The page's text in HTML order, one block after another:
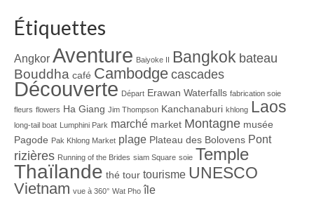
Étiquettes
Angkor Aventure Baiyoke II Bangkok bateau
Bouddha café Cambodge cascades
Découverte Départ Erawan Waterfalls fabrication soie
fleurs flowers Ha Giang Jim Thompson Kanchanaburi khlong Laos
long-tail boat Lumphini Park marché market Montagne musée
Pagode Pak Khlong Market plage Plateau des Bolovens Pont
rizières Running of the Brides siam Square soie Temple
Thaïlande thé tour tourisme UNESCO
Vietnam vue à 360° Wat Pho île